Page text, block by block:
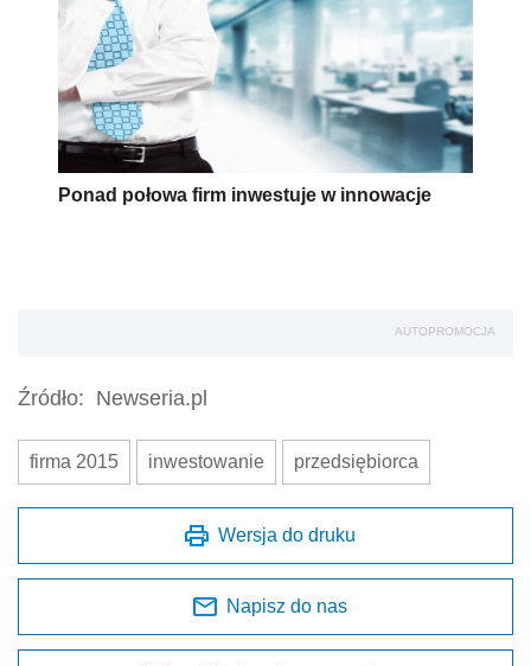
Ponad połowa firm inwestuje w innowacje
AUTOPROMOCJA
Źródło: Newseria.pl
firma 2015 inwestowanie przedsiębiorca
Wersja do druku
Napisz do nas